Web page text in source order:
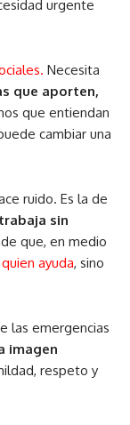
urgente
Necesita
que aporten,
que entiendan
cambiar una
ruido. Es la de
sin
que, en medio
ayuda, sino
las emergencias
imagen
respeto y